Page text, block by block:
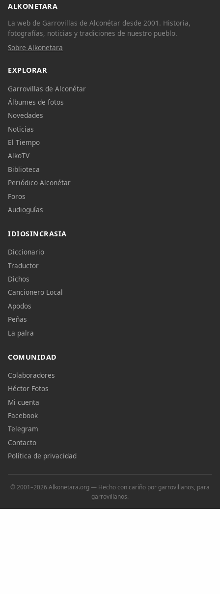
ALKONETARA
La web de Garrovillas de Alconétar desde 2001. Historia,
fotografías, noticias y tradiciones de nuestro pueblo.
Sobre Alkonetara
EXPLORAR
Garrovillas de Alconétar
Álbumes de fotos
Novedades
Noticias
El Tiempo
AlkoTV
Biblioteca
Periódico Alconétar
Foros
Audioguías
IDIOSINCRASIA
Diccionario
Traductor
Dichos
Cancionero Local
Apodos
Peñas
La palra
COMUNIDAD
Colaboradores
Héctor Fotos
Mi cuenta
Facebook
Telegram
Contacto
Política de privacidad
© 2001–2026 Alkonetara.org — Hecho con cariño por garrovillanos, para
garrovillanos.